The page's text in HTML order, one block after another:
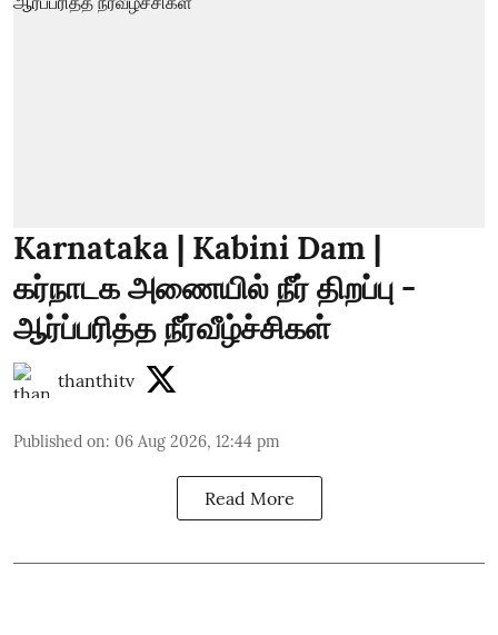
Karnataka | Kabini Dam |
கர்நாடக அணையில் நீர் திறப்பு -
ஆர்ப்பரித்த நீர்வீழ்ச்சிகள்
thanthitv
Published on: 06 Aug 2026, 12:44 pm
Read More